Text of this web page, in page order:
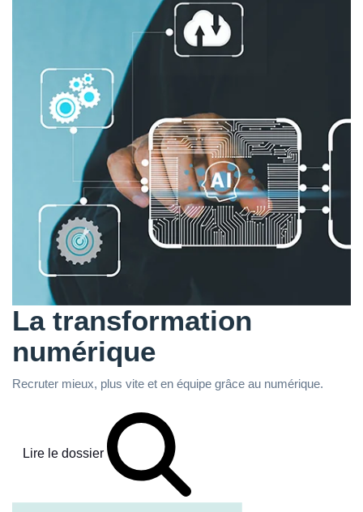
La transformation
numérique
Recruter mieux, plus vite et en équipe grâce au numérique.
Lire le dossier